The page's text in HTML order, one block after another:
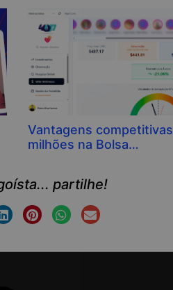
Vantagens
milhões na Bolsa…
partilhe!